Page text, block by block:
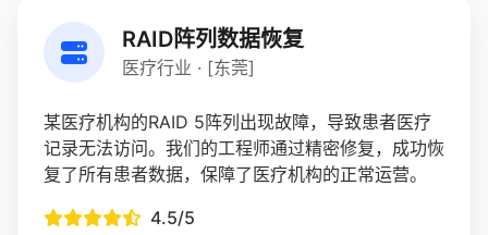
RAID阵列数据恢复
医疗行业 · [东莞]
某医疗机构的RAID 5阵列出现故障，导致患者医疗
记录无法访问。我们的工程师通过精密修复，成功恢
复了所有患者数据，保障了医疗机构的正常运营。
4.5/5